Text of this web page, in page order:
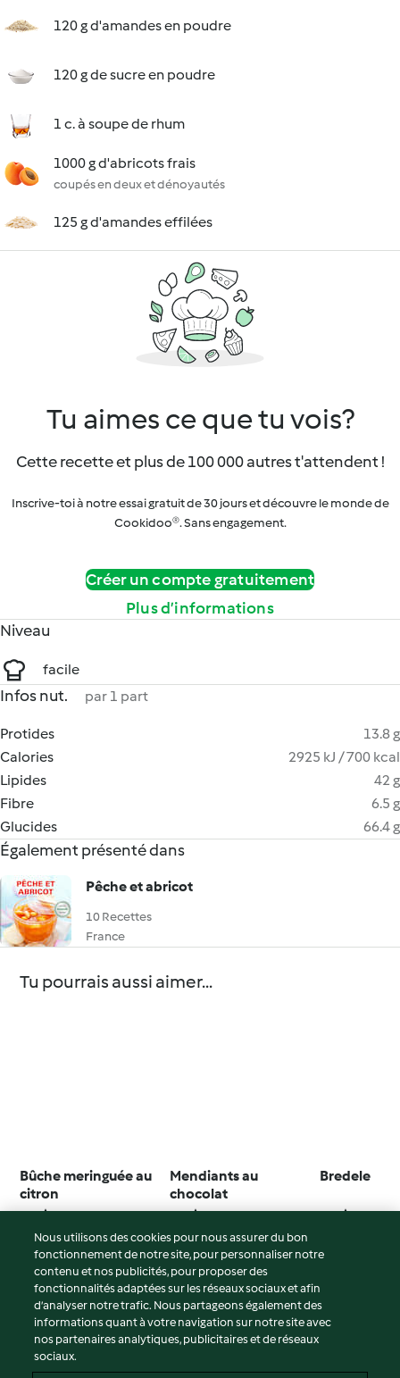
120 g d'amandes en poudre
120 g de sucre en poudre
1 c. à soupe de rhum
1000 g d'abricots frais
coupés en deux et dénoyautés
125 g d'amandes effilées
Tu aimes ce que tu vois?
Cette recette et plus de 100 000 autres t'attendent !
Inscrive-toi à notre essai gratuit de 30 jours et découvre le monde de
Cookidoo®. Sans engagement.
Créer un compte gratuitement
Plus d’informations
Niveau
facile
Infos nut. par 1 part
Protides
13.8 g
Calories
2925 kJ / 700 kcal
Lipides
42 g
Fibre
6.5 g
Glucides
66.4 g
Également présenté dans
Pêche et abricot
10 Recettes
France
Tu pourrais aussi aimer...
Bûche meringuée au
citron
4.1 (299)
Mendiants au
chocolat
4.8 (212)
Bredele
4.3 (15)
© Copyright 2026
Conditions d'utilisation
Politique de confidentialité
Nous utilisons des cookies pour nous assurer du bon
fonctionnement de notre site, pour personnaliser notre
contenu et nos publicités, pour proposer des
fonctionnalités adaptées sur les réseaux sociaux et afin
d’analyser notre trafic. Nous partageons également des
informations quant à votre navigation sur notre site avec
nos partenaires analytiques, publicitaires et de réseaux
sociaux.